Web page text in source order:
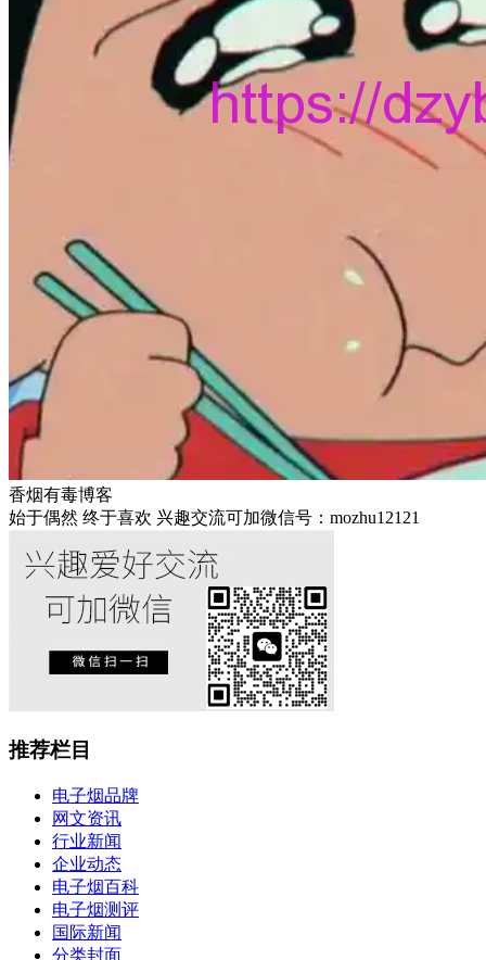
香烟有毒博客
始于偶然 终于喜欢 兴趣交流可加微信号：mozhu12121
推荐栏目
电子烟品牌
网文资讯
行业新闻
企业动态
电子烟百科
电子烟测评
国际新闻
分类封面